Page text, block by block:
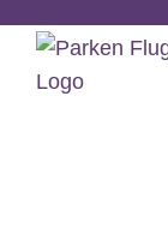
Inhalt
springen